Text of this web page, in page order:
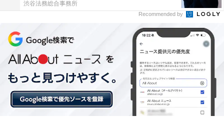
渋谷法務総合事務所
Recommended by